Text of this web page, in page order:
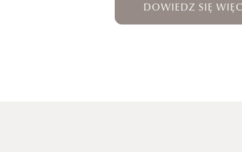
DOWIEDZ SIĘ